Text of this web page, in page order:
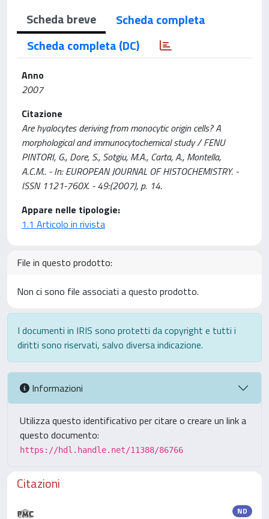
Scheda breve
Scheda completa
Scheda completa (DC)
Anno
2007
Citazione
Are hyalocytes deriving from monocytic origin cells? A
morphological and immunocytochemical study / FENU
PINTORI, G., Dore, S., Sotgiu, M.A., Carta, A., Montella,
A.C.M.. - In: EUROPEAN JOURNAL OF HISTOCHEMISTRY. -
ISSN 1121-760X. - 49:(2007), p. 14.
Appare nelle tipologie:
1.1 Articolo in rivista
File in questo prodotto:
Non ci sono file associati a questo prodotto.
I documenti in IRIS sono protetti da copyright e tutti i
diritti sono riservati, salvo diversa indicazione.
Informazioni
Utilizza questo identificativo per citare o creare un link a
questo documento:
https://hdl.handle.net/11388/86766
Citazioni
ND